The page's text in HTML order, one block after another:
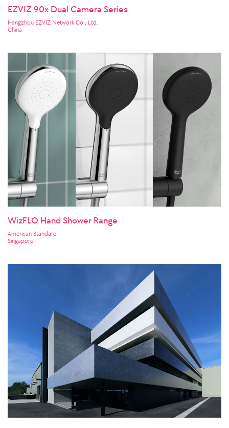
EZVIZ 90x Dual Camera Series
Hangzhou EZVIZ Network Co., Ltd.
China
WizFLO Hand Shower Range
American Standard
Singapore